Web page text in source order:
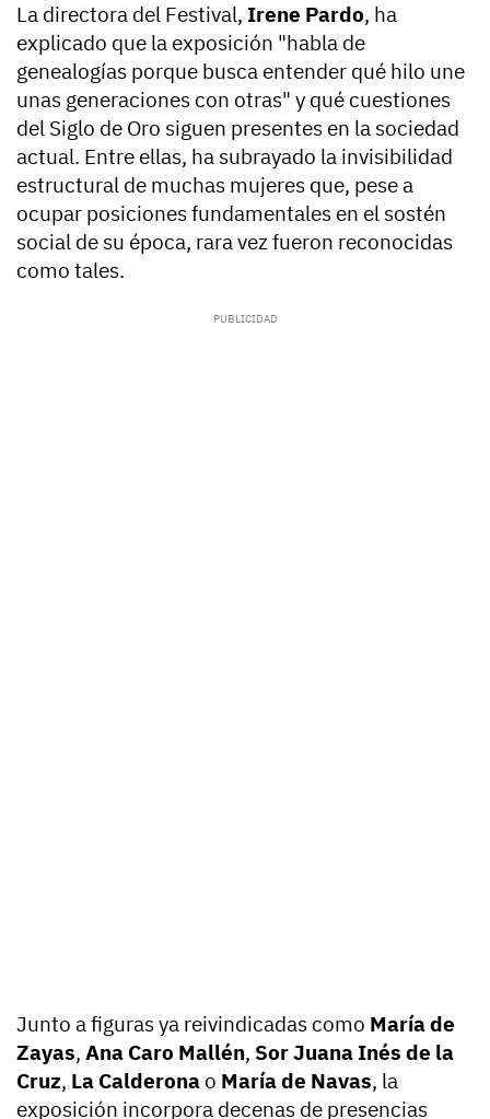
La directora del Festival, Irene Pardo, ha
explicado que la exposición "habla de
genealogías porque busca entender qué hilo une
unas generaciones con otras" y qué cuestiones
del Siglo de Oro siguen presentes en la sociedad
actual. Entre ellas, ha subrayado la invisibilidad
estructural de muchas mujeres que, pese a
ocupar posiciones fundamentales en el sostén
social de su época, rara vez fueron reconocidas
como tales.
Junto a figuras ya reivindicadas como María de
Zayas, Ana Caro Mallén, Sor Juana Inés de la
Cruz, La Calderona o María de Navas, la
exposición incorpora decenas de presencias